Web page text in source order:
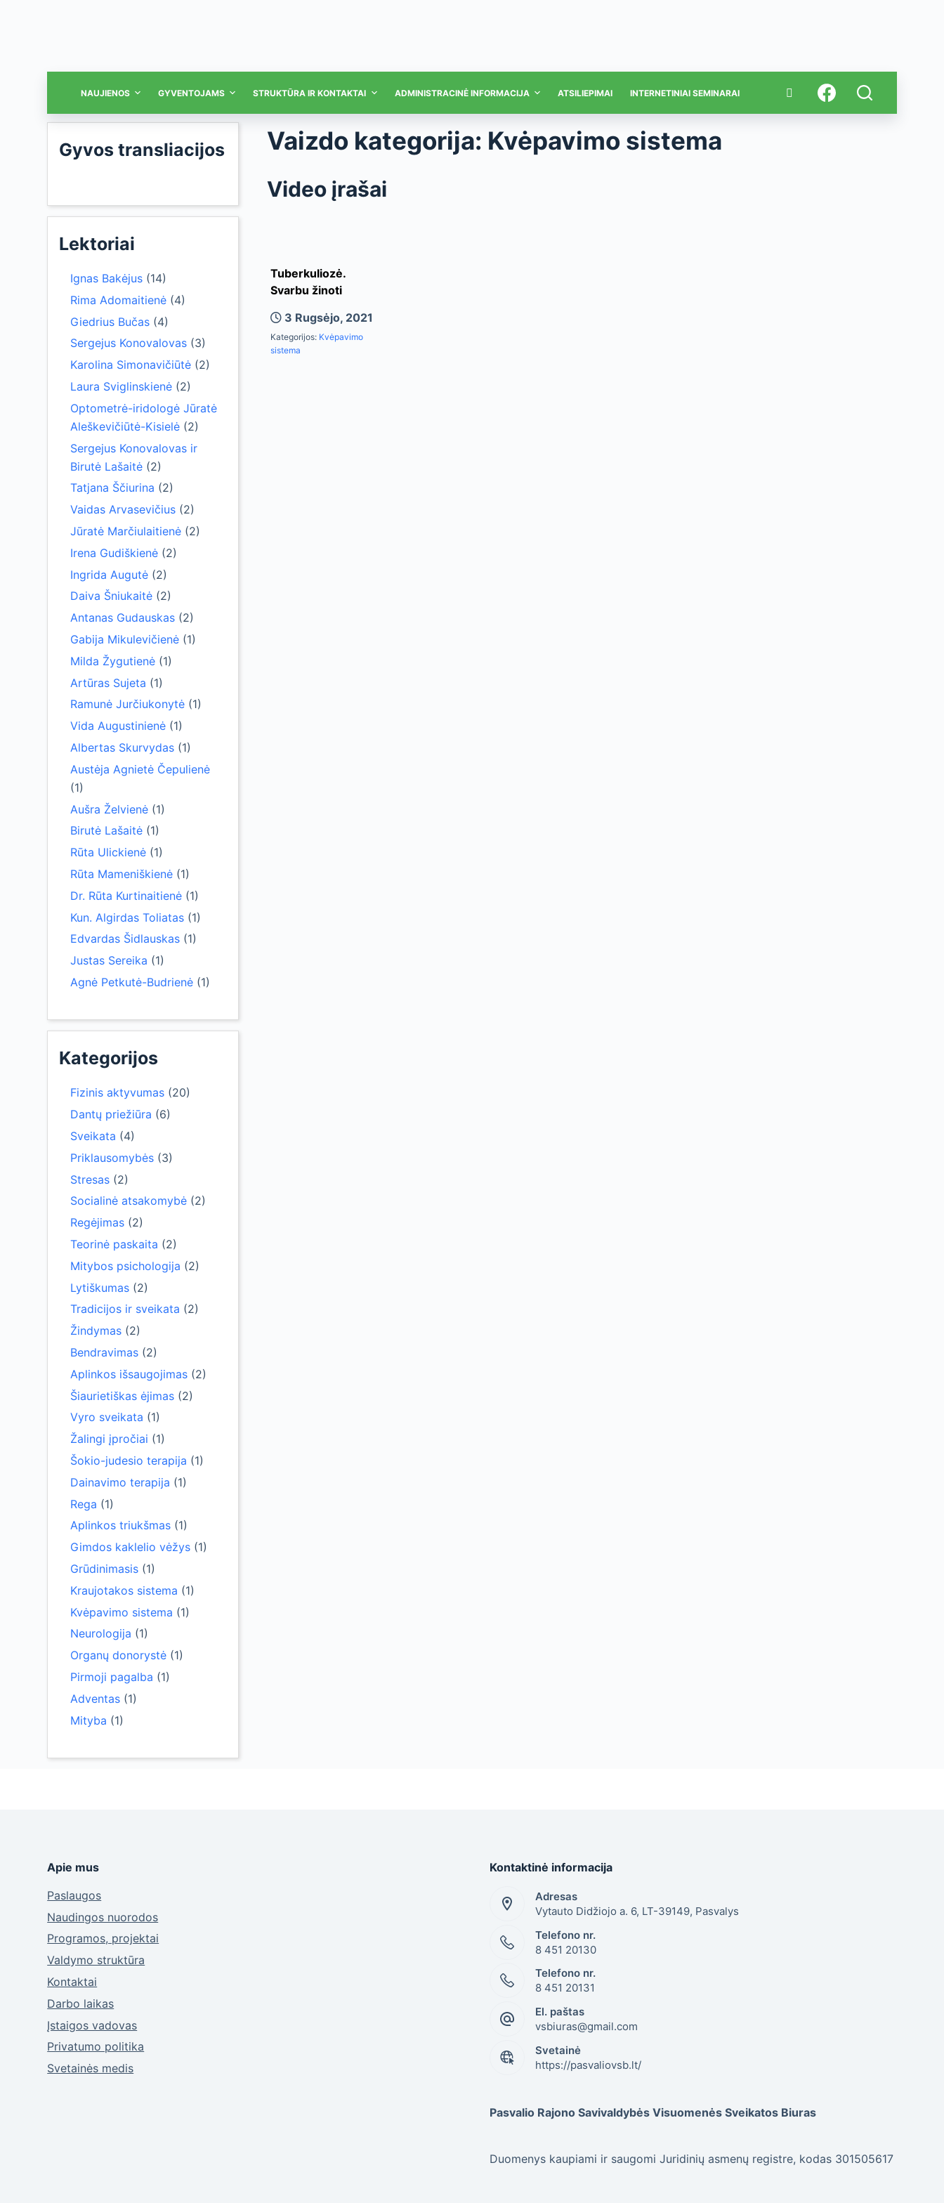
NAUJIENOS GYVENTOJAMS STRUKTŪRA IR KONTAKTAI ADMINISTRACINĖ INFORMACIJA ATSILIEPIMAI INTERNETINIAI SEMINARAI
Gyvos transliacijos
Lektoriai
Ignas Bakėjus (14)
Rima Adomaitienė (4)
Giedrius Bučas (4)
Sergejus Konovalovas (3)
Karolina Simonavičiūtė (2)
Laura Sviglinskienė (2)
Optometrė-iridologė Jūratė
Aleškevičiūtė-Kisielė (2)
Sergejus Konovalovas ir
Birutė Lašaitė (2)
Tatjana Ščiurina (2)
Vaidas Arvasevičius (2)
Jūratė Marčiulaitienė (2)
Irena Gudiškienė (2)
Ingrida Augutė (2)
Daiva Šniukaitė (2)
Antanas Gudauskas (2)
Gabija Mikulevičienė (1)
Milda Žygutienė (1)
Artūras Sujeta (1)
Ramunė Jurčiukonytė (1)
Vida Augustinienė (1)
Albertas Skurvydas (1)
Austėja Agnietė Čepulienė
(1)
Aušra Želvienė (1)
Birutė Lašaitė (1)
Rūta Ulickienė (1)
Rūta Mameniškienė (1)
Dr. Rūta Kurtinaitienė (1)
Kun. Algirdas Toliatas (1)
Edvardas Šidlauskas (1)
Justas Sereika (1)
Agnė Petkutė-Budrienė (1)
Kategorijos
Fizinis aktyvumas (20)
Dantų priežiūra (6)
Sveikata (4)
Priklausomybės (3)
Stresas (2)
Socialinė atsakomybė (2)
Regėjimas (2)
Teorinė paskaita (2)
Mitybos psichologija (2)
Lytiškumas (2)
Tradicijos ir sveikata (2)
Žindymas (2)
Bendravimas (2)
Aplinkos išsaugojimas (2)
Šiaurietiškas ėjimas (2)
Vyro sveikata (1)
Žalingi įpročiai (1)
Šokio-judesio terapija (1)
Dainavimo terapija (1)
Rega (1)
Aplinkos triukšmas (1)
Gimdos kaklelio vėžys (1)
Grūdinimasis (1)
Kraujotakos sistema (1)
Kvėpavimo sistema (1)
Neurologija (1)
Organų donorystė (1)
Pirmoji pagalba (1)
Adventas (1)
Mityba (1)
Vaizdo kategorija: Kvėpavimo sistema
Video įrašai
Tuberkuliozė.
Svarbu žinoti
3 Rugsėjo, 2021
Kategorijos: Kvėpavimo
sistema
Apie mus
Paslaugos
Naudingos nuorodos
Programos, projektai
Valdymo struktūra
Kontaktai
Darbo laikas
Įstaigos vadovas
Privatumo politika
Svetainės medis
Kontaktinė informacija
Adresas
Vytauto Didžiojo a. 6, LT-39149, Pasvalys
Telefono nr.
8 451 20130
Telefono nr.
8 451 20131
El. paštas
vsbiuras@gmail.com
Svetainė
https://pasvaliovsb.lt/
Pasvalio Rajono Savivaldybės Visuomenės Sveikatos Biuras
Duomenys kaupiami ir saugomi Juridinių asmenų registre, kodas 301505617